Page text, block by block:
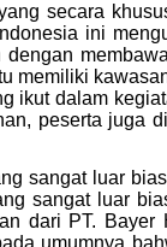
secara
ini
memiliki
ikut dalam
peserta juga
sangat luar
sangat luar
dari PT.
umumnya